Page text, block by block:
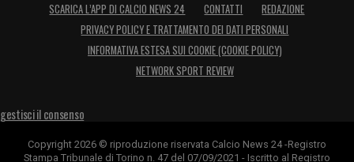
SCARICA L’APP DI CALCIO NEWS 24 CONTATTI
REDAZIONE
PRIVACY POLICY E TRATTAMENTO DEI DATI PERSONALI
INFORMATIVA ESTESA SUI COOKIE (COOKIE POLICY)
NETWORK SPORT REVIEW
gestisci il consenso
Copyright 2026 © riproduzione riservata Calcio News 24 -Registro
Stampa Tribunale di Torino n. 47 del 07/09/2021 - Iscritto al Registro